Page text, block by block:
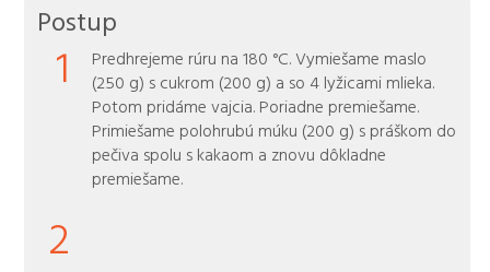
Postup
1
Predhrejeme rúru na 180 °C. Vymiešame maslo
(250 g) s cukrom (200 g) a so 4 lyžicami mlieka.
Potom pridáme vajcia. Poriadne premiešame.
Primiešame polohrubú múku (200 g) s práškom do
pečiva spolu s kakaom a znovu dôkladne
premiešame.
2